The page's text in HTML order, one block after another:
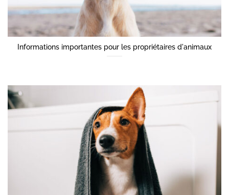
Informations importantes pour les propriétaires d'animaux